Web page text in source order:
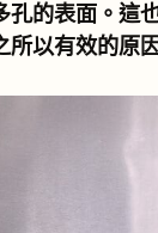
孔的表面。這
以有效的原